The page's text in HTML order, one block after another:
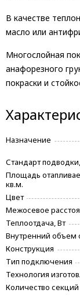
В качестве
масло или
Многослойная
анафорезного
покраски и
Назначение
Стандарт
Площадь
кв.м.
Цвет
Межосевое
Теплоотдача, Вт
Внутренний объем
Конструкция
Тип подключения
Технология
Количество секций